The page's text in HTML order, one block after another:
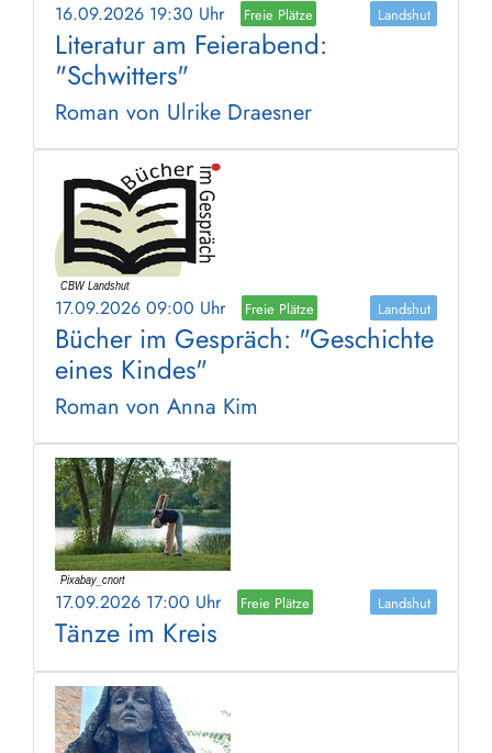
16.09.2026 19:30 Uhr Freie Plätze Landshut
Literatur am Feierabend:
"Schwitters"
Roman von Ulrike Draesner
17.09.2026 09:00 Uhr Freie Plätze Landshut
Bücher im Gespräch: "Geschichte
eines Kindes"
Roman von Anna Kim
17.09.2026 17:00 Uhr Freie Plätze Landshut
Tänze im Kreis